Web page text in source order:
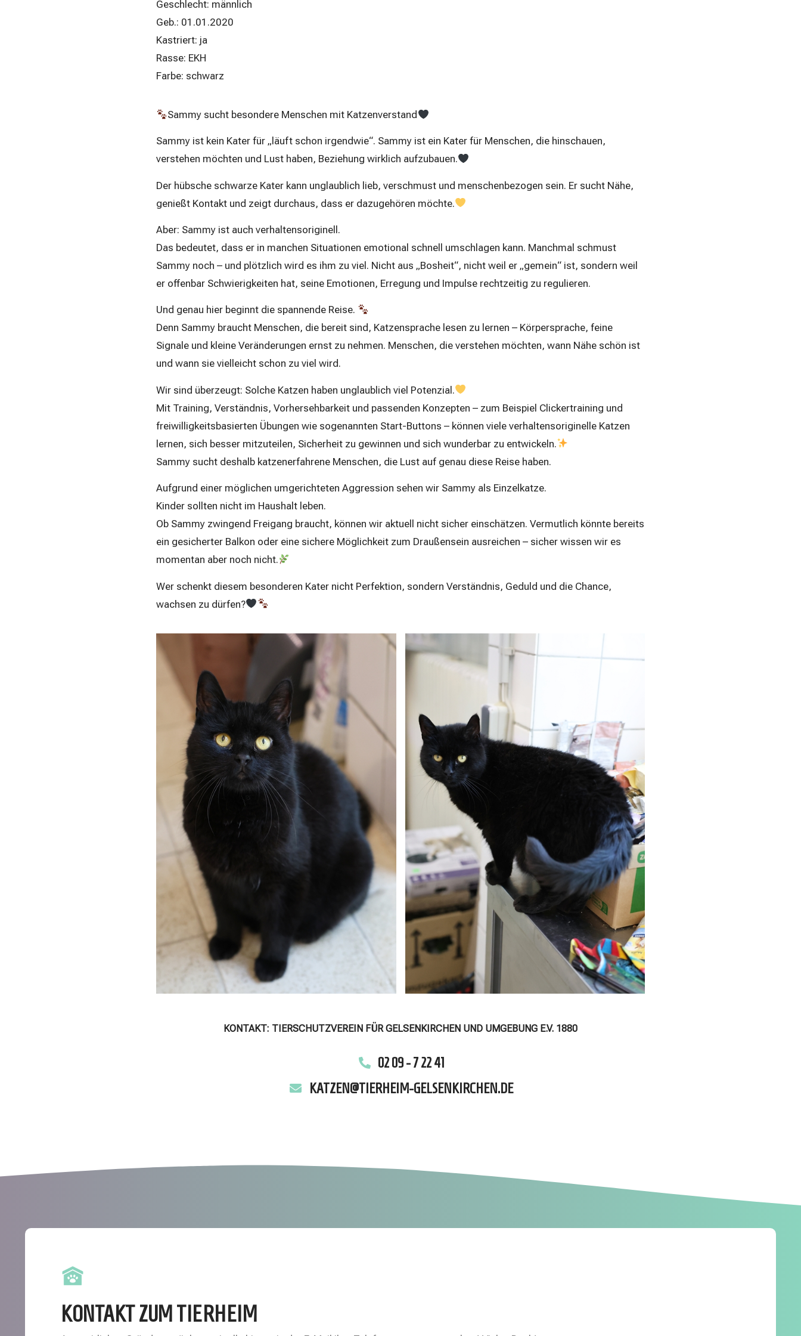
Geschlecht: männlich
Geb.: 01.01.2020
Kastriert: ja
Rasse: EKH
Farbe: schwarz
Sammy sucht besondere Menschen mit Katzenverstand
Sammy ist kein Kater für „läuft schon irgendwie“. Sammy ist ein Kater für Menschen, die hinschauen,
verstehen möchten und Lust haben, Beziehung wirklich aufzubauen.
Der hübsche schwarze Kater kann unglaublich lieb, verschmust und menschenbezogen sein. Er sucht Nähe,
genießt Kontakt und zeigt durchaus, dass er dazugehören möchte.
Aber: Sammy ist auch verhaltensoriginell.
Das bedeutet, dass er in manchen Situationen emotional schnell umschlagen kann. Manchmal schmust
Sammy noch – und plötzlich wird es ihm zu viel. Nicht aus „Bosheit“, nicht weil er „gemein“ ist, sondern weil
er offenbar Schwierigkeiten hat, seine Emotionen, Erregung und Impulse rechtzeitig zu regulieren.
Und genau hier beginnt die spannende Reise.
Denn Sammy braucht Menschen, die bereit sind, Katzensprache lesen zu lernen – Körpersprache, feine
Signale und kleine Veränderungen ernst zu nehmen. Menschen, die verstehen möchten, wann Nähe schön ist
und wann sie vielleicht schon zu viel wird.
Wir sind überzeugt: Solche Katzen haben unglaublich viel Potenzial.
Mit Training, Verständnis, Vorhersehbarkeit und passenden Konzepten – zum Beispiel Clickertraining und
freiwilligkeitsbasierten Übungen wie sogenannten Start-Buttons – können viele verhaltensoriginelle Katzen
lernen, sich besser mitzuteilen, Sicherheit zu gewinnen und sich wunderbar zu entwickeln.
Sammy sucht deshalb katzenerfahrene Menschen, die Lust auf genau diese Reise haben.
Aufgrund einer möglichen umgerichteten Aggression sehen wir Sammy als Einzelkatze.
Kinder sollten nicht im Haushalt leben.
Ob Sammy zwingend Freigang braucht, können wir aktuell nicht sicher einschätzen. Vermutlich könnte bereits
ein gesicherter Balkon oder eine sichere Möglichkeit zum Draußensein ausreichen – sicher wissen wir es
momentan aber noch nicht.
Wer schenkt diesem besonderen Kater nicht Perfektion, sondern Verständnis, Geduld und die Chance,
wachsen zu dürfen?
KONTAKT: TIERSCHUTZVEREIN FÜR GELSENKIRCHEN UND UMGEBUNG E.V. 1880
02 09 - 7 22 41
KATZEN@TIERHEIM-GELSENKIRCHEN.DE
KONTAKT ZUM TIERHEIM